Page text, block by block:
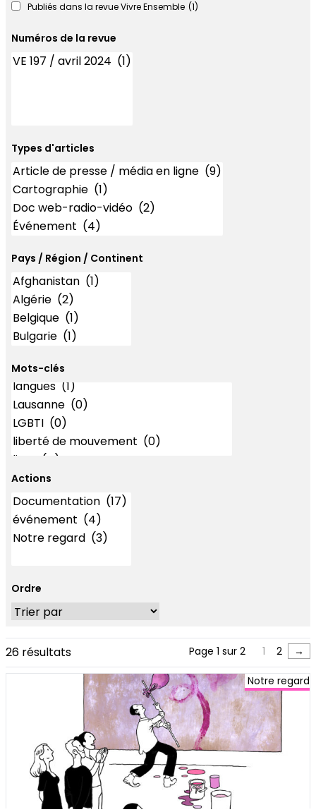
Publiés dans la revue Vivre Ensemble (1)
Numéros de la revue
Numéros
Types d'articles
Types d'articles
Pays / Région / Continent
Mots-clés
Mots-clés
Actions
Actions
Ordre
26 résultats Page 1 sur 2 1 2 →
Notre regard